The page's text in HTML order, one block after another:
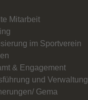
Mitarbeit
im Sportverein
& Engagement
und Verwaltung
Gema